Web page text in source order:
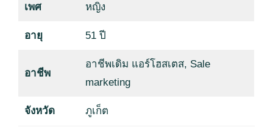
เพศ หญิง
อายุ 51 ปี
อาชีพ
อาชีพเดิม แอร์โฮสเตส, Sale
marketing
จังหวัด ภูเก็ต